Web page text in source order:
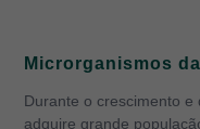
Microrganismos
Durante o crescimento e
adquire grande